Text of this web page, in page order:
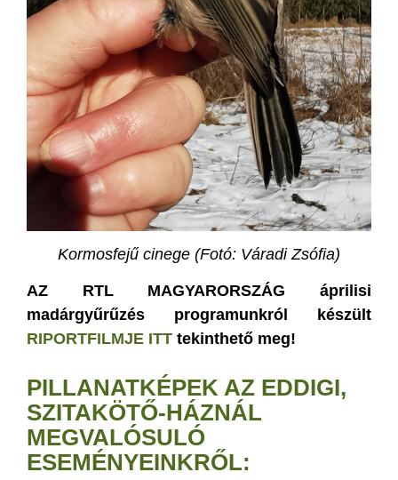
Kormosfejű cinege (Fotó: Váradi Zsófia)
AZ RTL MAGYARORSZÁG áprilisi
madárgyűrűzés programunkról készült
RIPORTFILMJE ITT tekinthető meg!
PILLANATKÉPEK AZ EDDIGI,
SZITAKÖTŐ-HÁZNÁL
MEGVALÓSULÓ
ESEMÉNYEINKRŐL: